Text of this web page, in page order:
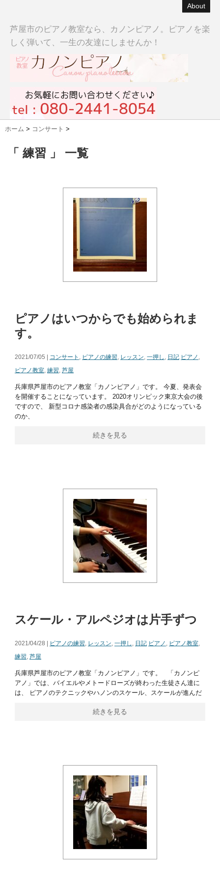
About
芦屋市のピアノ教室なら、カノンピアノ。ピアノを楽
しく弾いて、一生の友達にしませんか！
ホーム > コンサート >
「 練習 」 一覧
ピアノはいつからでも始められま
す。
2021/07/05 | コンサート , ピアノの練習, レッスン, 一押し , 日記 ピアノ ,
ピアノ教室, 練習, 芦屋
兵庫県芦屋市のピアノ教室「カノンピアノ」です。 今夏、発表会
を開催することになっています。 2020オリンピック東京大会の後
ですので、 新型コロナ感染者の感染具合がどのようになっている
のか、
続きを見る
スケール・アルペジオは片手ずつ
2021/04/28 | ピアノの練習, レッスン, 一押し , 日記 ピアノ , ピアノ教室,
練習, 芦屋
兵庫県芦屋市のピアノ教室「カノンピアノ」です。 「カノンピ
アノ」では、バイエルやメトードローズが終わった生徒さん達に
は、 ピアノのテクニックやハノンのスケール、スケールが進んだ
続きを見る